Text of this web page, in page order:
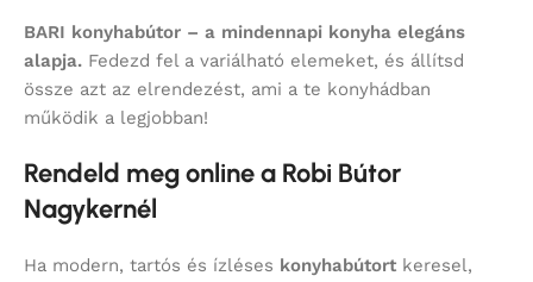
BARI konyhabútor – a mindennapi konyha elegáns
alapja. Fedezd fel a variálható elemeket, és állítsd
össze azt az elrendezést, ami a te konyhádban
működik a legjobban!
Rendeld meg online a Robi Bútor
Nagykernél
Ha modern, tartós és ízléses konyhabútort keresel,